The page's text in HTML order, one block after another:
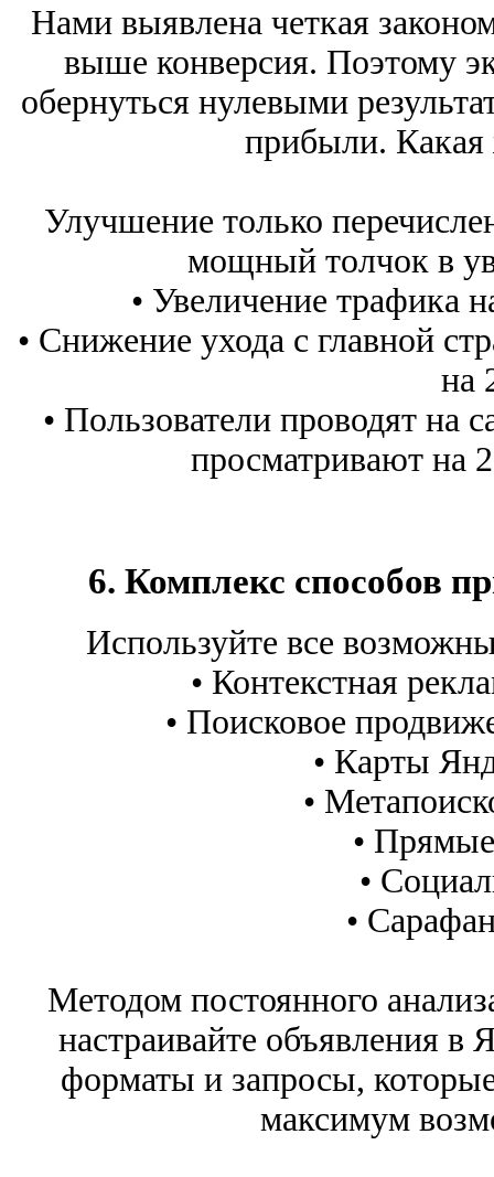
Нами выявлена четкая
выше конверсия. Поэтому
обернуться нулевыми
прибыли. Какая
Улучшение только
мощный толчок в
• Увеличение трафика
• Снижение ухода с главной
на
• Пользователи проводят на
просматривают на
6. Комплекс способов
Используйте все
• Контекстная
• Поисковое
• Карты
•
•
•
•
Методом постоянного
настраивайте объявления в
форматы и запросы,
максимум